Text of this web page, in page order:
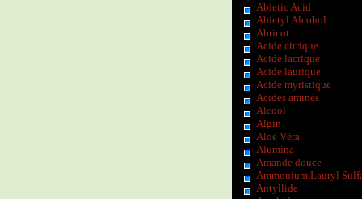
Abietic Acid
Abietyl Alcohol
Abricot
Acide citrique
Acide lactique
Acide laurique
Acide myristique
Acides aminés
Alcool
Algin
Aloè Véra
Alumina
Amande douce
Ammonium Lauryl
Antyllide